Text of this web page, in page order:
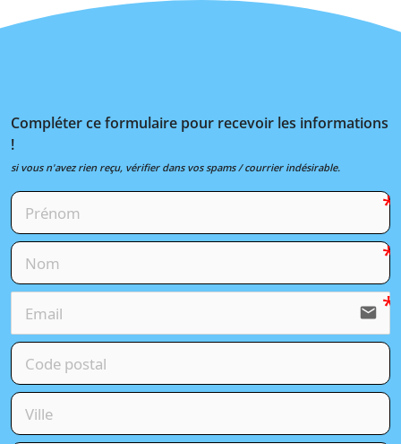
Compléter ce formulaire pour recevoir les informations
!
si vous n'avez rien reçu, vérifier dans vos spams / courrier indésirable.
email